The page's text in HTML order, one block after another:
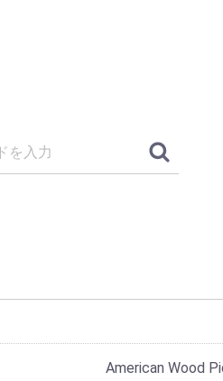
American Wood